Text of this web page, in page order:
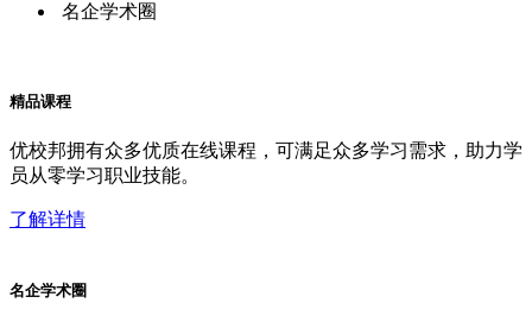
名企学术圈
精品课程
优校邦拥有众多优质在线课程，可满足众多学习需求，助力学
员从零学习职业技能。
了解详情
名企学术圈